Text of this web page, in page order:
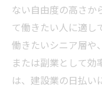
ない自由度の高さか
て働きたい人に適し
働きたいシニア層や
または副業として効
は、建設業の日払い